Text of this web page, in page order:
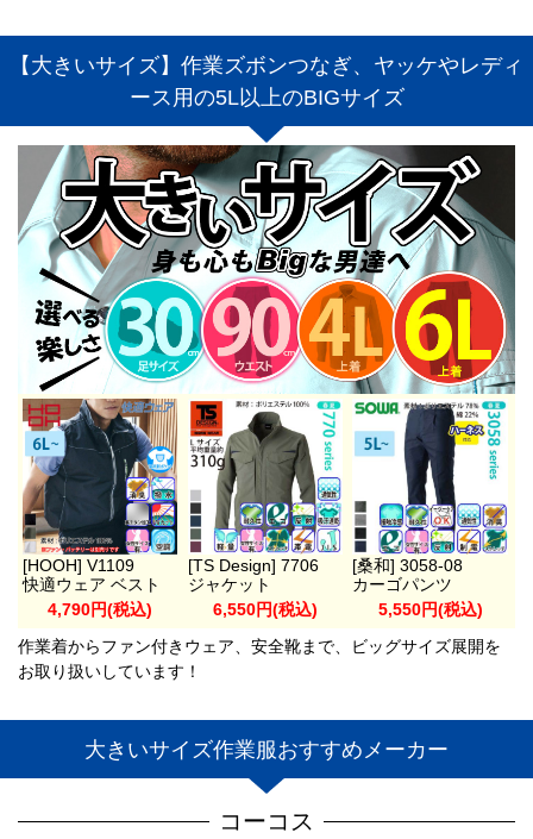
【大きいサイズ】作業ズボンつなぎ、ヤッケやレディ
ース用の5L以上のBIGサイズ
[HOOH] V1109
快適ウェア ベスト
4,790円(税込)
[TS Design] 7706
ジャケット
6,550円(税込)
[桑和] 3058-08
カーゴパンツ
5,550円(税込)
作業着からファン付きウェア、安全靴まで、ビッグサイズ展開を
お取り扱いしています！
大きいサイズ作業服おすすめメーカー
コーコス